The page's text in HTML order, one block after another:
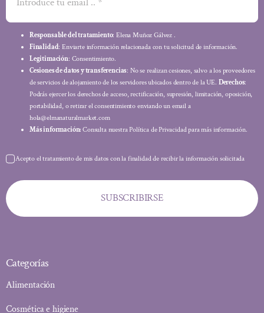
Responsable del tratamiento: Elena Muñoz Gálvez .
Finalidad: Enviarte información relacionada con tu solicitud de información.
Legitimación: Consentimiento.
Cesiones de datos y transferencias: No se realizan cesiones, salvo a los proveedores
de servicios de alojamiento de los servidores ubicados dentro de la UE. Derechos:
Podrás ejercer los derechos de acceso, rectificación, supresión, limitación, oposición,
portabilidad, o retirar el consentimiento enviando un email a
hola@elmanaturalmarket.com
Más información: Consulta nuestra Política de Privacidad para más información.
Acepto el tratamiento de mis datos con la finalidad de recibir la información solicitada
SUBSCRIBIRSE
Categorías
Alimentación
Cosmética e higiene